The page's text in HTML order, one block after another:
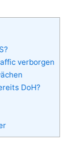
verborgen
DoH?